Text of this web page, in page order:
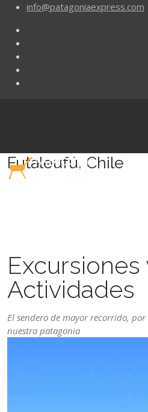
info@patagoniaexpress.com
Futaleufú, Chile
Excursiones
Actividades
El sendero de mayor recorrido,
nuestra patagonia